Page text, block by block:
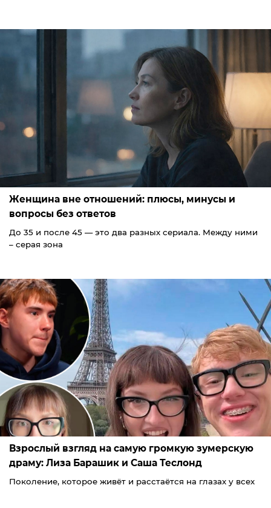
Женщина вне отношений: плюсы, минусы и
вопросы без ответов
До 35 и после 45 — это два разных сериала. Между ними
– серая зона
Взрослый взгляд на самую громкую зумерскую
драму: Лиза Барашик и Саша Теслонд
Поколение, которое живёт и расстаётся на глазах у всех